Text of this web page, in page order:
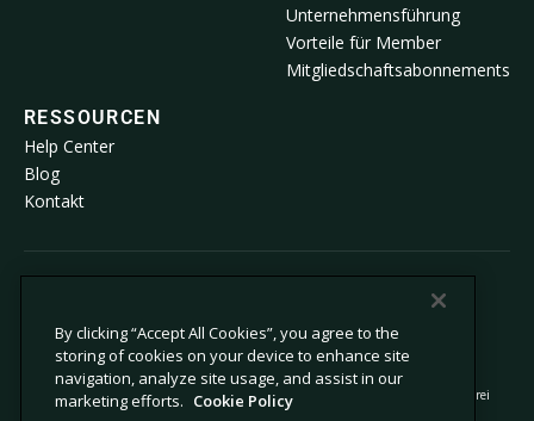
Unternehmensführung
Vorteile für Member
Mitgliedschaftsabonnements
RESSOURCEN
Help Center
Blog
Kontakt
Datenschutzrichtlinie
Cookie-Richtlinie
Hinweis bei der Erfassung
Stellungnahme zu moderner Sklaverei
By clicking “Accept All Cookies”, you agree to the
storing of cookies on your device to enhance site
navigation, analyze site usage, and assist in our
marketing efforts. Cookie Policy